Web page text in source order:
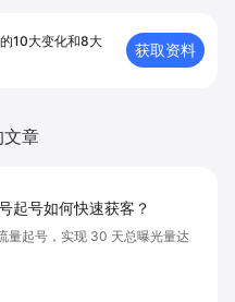
10大变化和8大
获取资料
文章
起号如何快速获客？
量起号，实现 30 天总曝光量达